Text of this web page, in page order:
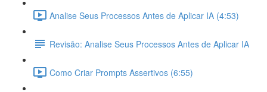
Analise Seus Processos Antes de Aplicar IA (4:53)
Revisão: Analise Seus Processos Antes de Aplicar IA
Como Criar Prompts Assertivos (6:55)